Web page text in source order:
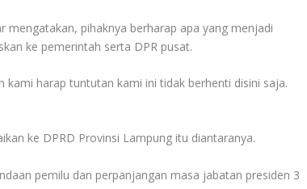
mengatakan, pihaknya berharap apa yang menjadi
ke pemerintah serta DPR pusat.
kami harap tuntutan kami ini tidak berhenti disini saja.
ke DPRD Provinsi Lampung itu diantaranya.
pemilu dan perpanjangan masa jabatan presiden 3